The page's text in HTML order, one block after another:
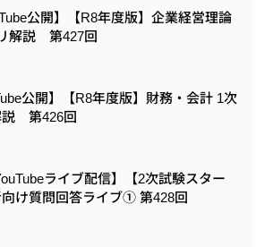
公開】【R8年度版】企業経営理論
解説 第427回
公開】【R8年度版】財務・会計 1次
説 第426回
ライブ配信】【2次試験スター
向け質問回答ライブ① 第428回